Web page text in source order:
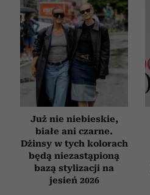
Już nie niebieskie,
białe ani czarne.
Dżinsy w tych kolorach
będą niezastąpioną
bazą stylizacji na
jesień 2026